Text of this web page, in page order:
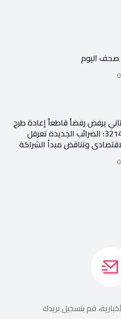
صحف اليوم
يرفض رفضاً قاطعاً إعادة طرح
المرسوم 3214: الضرائب الجديدة تعرقل
وتناقض مبدأ الشراكة
قم بتسجيل بريدك